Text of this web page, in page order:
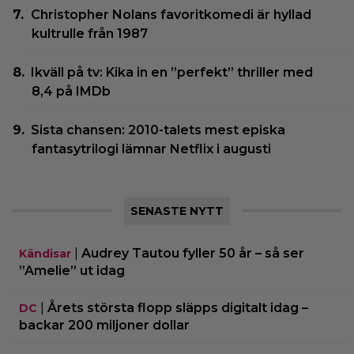
Christopher Nolans favoritkomedi är hyllad
kultrulle från 1987
Ikväll på tv: Kika in en ”perfekt” thriller med
8,4 på IMDb
Sista chansen: 2010-talets mest episka
fantasytrilogi lämnar Netflix i augusti
SENASTE NYTT
Kändisar
Audrey Tautou fyller 50 år – så ser
”Amelie” ut idag
DC
Årets största flopp släpps digitalt idag –
backar 200 miljoner dollar